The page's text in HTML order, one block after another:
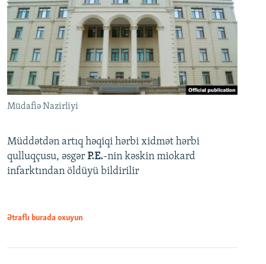
Müdafiə Nazirliyi
Müddətdən artıq həqiqi hərbi xidmət hərbi
qulluqçusu, əsgər P.E.-nin kəskin miokard
infarktından öldüyü bildirilir
Ətraflı burada oxuyun